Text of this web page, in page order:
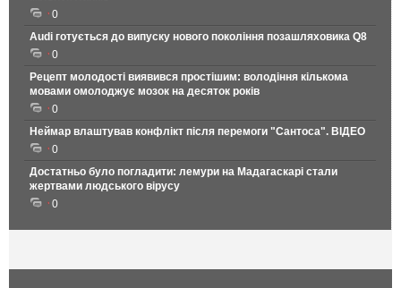
0
Audi готується до випуску нового покоління позашляховика Q8
0
Рецепт молодості виявився простішим: володіння кількома
мовами омолоджує мозок на десяток років
0
Неймар влаштував конфлікт після перемоги "Сантоса". ВІДЕО
0
Достатньо було погладити: лемури на Мадагаскарі стали
жертвами людського вірусу
0